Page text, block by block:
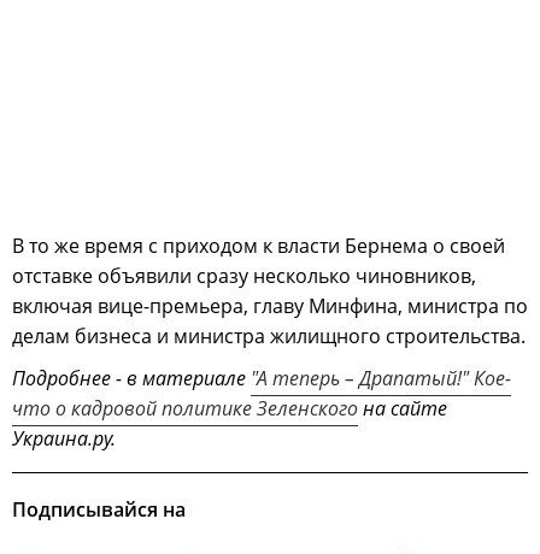
В то же время с приходом к власти Бернема о своей
отставке объявили сразу несколько чиновников,
включая вице-премьера, главу Минфина, министра по
делам бизнеса и министра жилищного строительства.
Подробнее - в материале "А теперь – Драпатый!" Кое-
что о кадровой политике Зеленскогона сайте
Украина.ру.
Подписывайся на